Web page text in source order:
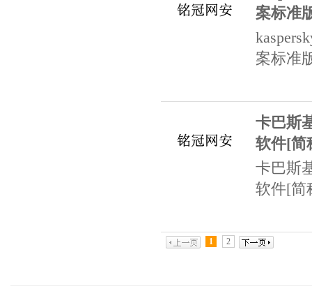
案标准
案标准
卡巴斯
软件[简
卡巴斯
软件[简
1 2